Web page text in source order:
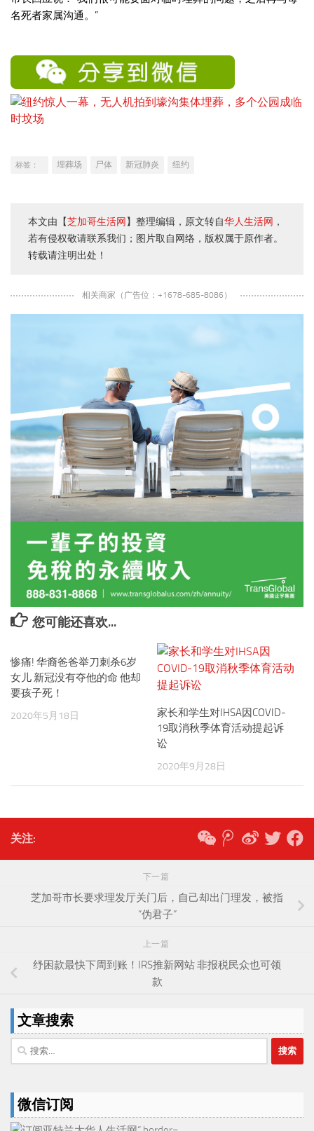
名死者家属沟通。”
标签： 埋葬场 尸体 新冠肺炎 纽约
本文由【芝加哥生活网 】整理编辑，原文转自华人生活网 ，
若有侵权敬请联系我们；图片取自网络，版权属于原作者。
转载请注明出处！
相关商家（广告位：+1678-685-8086）
您可能还喜欢...
惨痛! 华裔爸爸举刀刺杀6岁
女儿 新冠没有夺他的命 他却
要孩子死！
2020年5月18日
家长和学生对IHSA因COVID-
19取消秋季体育活动提起诉
讼
2020年9月28日
关注:
下一篇
芝加哥市长要求理发厅关门后，自己却出门理发，被指
“伪君子”
上一篇
纾困款最快下周到账！IRS推新网站 非报税民众也可领
款
文章搜索
搜
索：
微信订阅